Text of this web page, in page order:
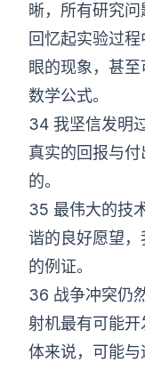
晰，所有研究
回忆起实验过
眼的现象，甚
数学公式。
34 我坚信发明
真实的回报与
的。
35 最伟大的技
谐的良好愿望
的例证。
36 战争冲突仍
射机最有可能
体来说，可能